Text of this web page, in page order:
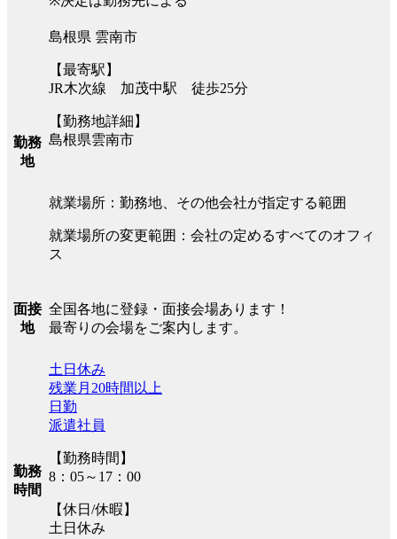
勤務
地
島根県 雲南市
【最寄駅】
JR木次線 加茂中駅 徒歩25分
【勤務地詳細】
島根県雲南市
就業場所：勤務地、その他会社が指定する範囲
就業場所の変更範囲：会社の定めるすべてのオフィ
ス
面接
地
全国各地に登録・面接会場あります！
最寄りの会場をご案内します。
勤務
時間
土日休み
残業月20時間以上
日勤
派遣社員
【勤務時間】
8：05～17：00
【休日/休暇】
土日休み